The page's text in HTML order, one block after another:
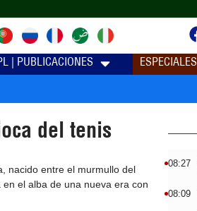
| PUBLICACIONES ESPECIALES
del tenis
nacido entre el murmullo del
el alba de una nueva era con
08:27
08:09